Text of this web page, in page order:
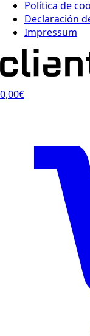
Política de
Declaración
Impressum
0,00€